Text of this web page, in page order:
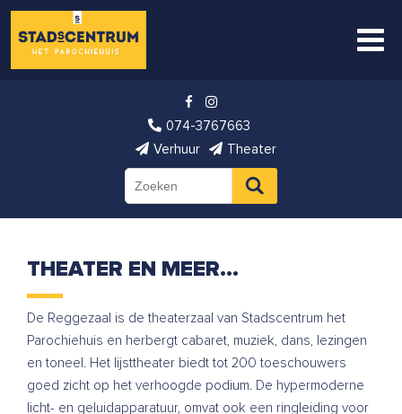
074-3767663
Verhuur
Theater
THEATER EN MEER…
De Reggezaal is de theaterzaal van Stadscentrum het
Parochiehuis en herbergt cabaret, muziek, dans, lezingen
en toneel. Het lijsttheater biedt tot 200 toeschouwers
goed zicht op het verhoogde podium. De hypermoderne
licht- en geluidapparatuur, omvat ook een ringleiding voor